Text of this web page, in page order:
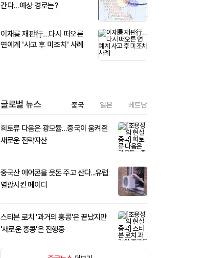
간다…예상 경로는?
이재룡 재판行…다시 떠오른
연예계 '사고 후 미조치' 사례
글로벌 뉴스 중국 일본 베트남
희토류 다음은 광모듈…중국이 움켜쥔
새로운 전략자산
중국산 에어콘을 웃돈 주고 산다...유럽
열광시킨 메이디
스티븐 로치 '과거의 홍콩'은 끝났지만
'새로운 홍콩'은 진행중